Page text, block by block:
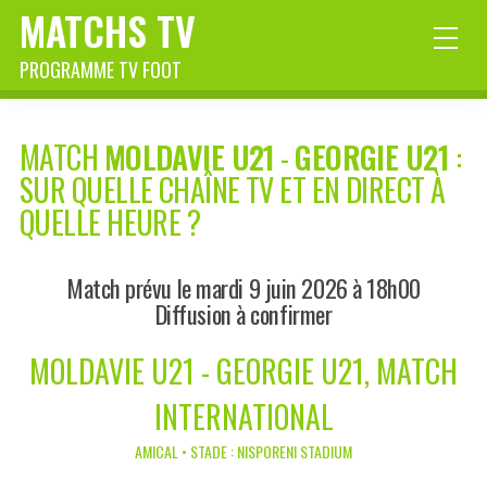
MATCHS TV
PROGRAMME TV FOOT
MATCH MOLDAVIE U21-GEORGIE U21 :
SUR QUELLE CHAÎNE TV ET EN DIRECT À
QUELLE HEURE ?
Match prévu le mardi 9 juin 2026 à 18h00
Diffusion à confirmer
MOLDAVIE U21 - GEORGIE U21, MATCH
INTERNATIONAL
AMICAL • STADE : NISPORENI STADIUM